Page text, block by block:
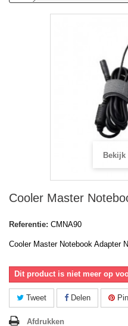
Bekijk
Cooler Master
Referentie: CMNA90
Cooler Master Notebook Adapter
Dit product is niet meer op
Tweet Delen
Afdrukken